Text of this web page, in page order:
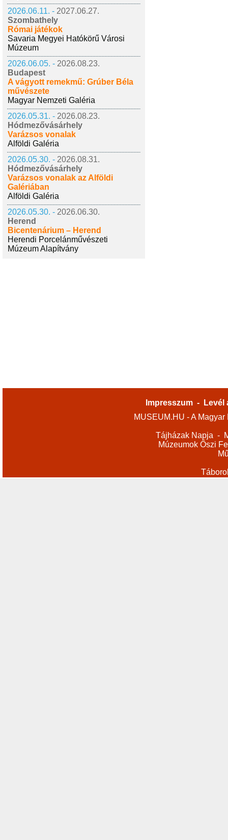
2026.06.11. - 2027.06.27.
Szombathely
Római játékok
Savaria Megyei Hatókörű Városi
Múzeum
2026.06.05. - 2026.08.23.
Budapest
A vágyott remekmű: Grúber Béla
művészete
Magyar Nemzeti Galéria
2026.05.31. - 2026.08.23.
Hódmezővásárhely
Varázsos vonalak
Alföldi Galéria
2026.05.30. - 2026.08.31.
Hódmezővásárhely
Varázsos vonalak az Alföldi
Galériában
Alföldi Galéria
2026.05.30. - 2026.06.30.
Herend
Bicentenárium – Herend
Herendi Porcelánművészeti
Múzeum Alapítvány
Impresszum -
Levél
MUSEUM.HU - A
Tájházak Napja -
Múzeumok Őszi